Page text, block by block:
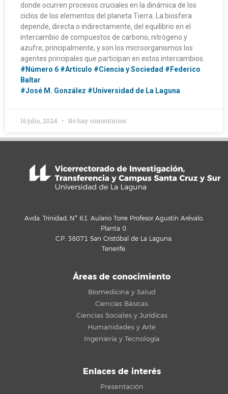
donde ocurren procesos cruciales en la dinámica de los
ciclos de los elementos del planeta Tierra. La biosfera
depende, directa o indirectamente, del equilibrio en el
intercambio de compuestos de carbono, nitrógeno y
azufre, principalmente, y son los microorganismos los
agentes principales que participan en estos intercambios.
#Número 6 #Artículo #Ciencia y Sociedad #Federico
Baltar
#José M. González #Universidad de La Laguna
16 julio, 2024 No hay comentarios
Avda. Trinidad, Nº 61. Aulario Torre Profesor Agustín Arévalo.
Planta 0.
C.P. 38071 San Cristóbal de La Laguna.
Tenerife.
Áreas de conocimiento
Biomedicina y Salud
Ciencias Básicas
Ciencias Sociales y Jurídicas
Humanidades y Arte
Ingeniería y Tecnología
Enlaces de interés
Presentación